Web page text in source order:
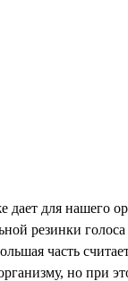
дает для нашего
резинки
часть
но при